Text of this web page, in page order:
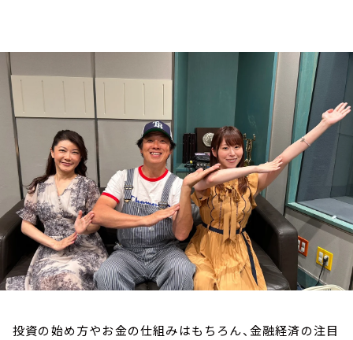
お知らせ
イベント・グッズ
YouTube
会社情報
投資の始め方やお金の仕組みはもちろん、金融経済の注目